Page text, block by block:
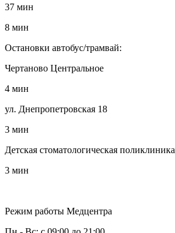
37 мин
8 мин
Остановки автобус/трамвай:
Чертаново Центральное
4 мин
ул. Днепропетровская 18
3 мин
Детская стоматологическая поликлиника
3 мин
Режим работы Медцентра